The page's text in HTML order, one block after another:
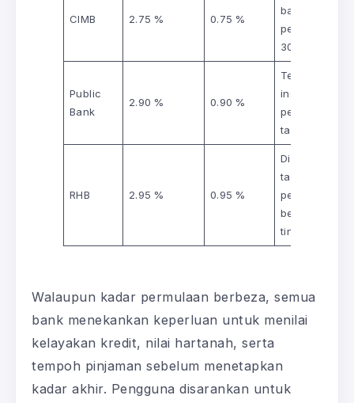
CIMB 2.75 % 0.75 %
bagi
pembiayaan
30‑tahun
Public
Bank
2.90 % 0.90 %
Termasuk
insurans
percuma 1
tahun
RHB 2.95 % 0.95 %
Diskaun
tambahan
pelanggan
tinggi
Walaupun kadar permulaan berbeza, semua
bank menekankan keperluan untuk menilai
kelayakan kredit, nilai hartanah, serta
tempoh pinjaman sebelum menetapkan
kadar akhir. Pengguna disarankan untuk